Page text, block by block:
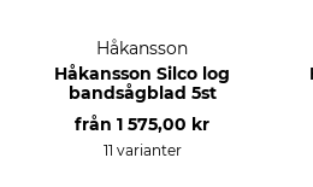
Håkansson
Håkansson Silco log
bandsågblad 5st
från 1 575,00 kr
11 varianter